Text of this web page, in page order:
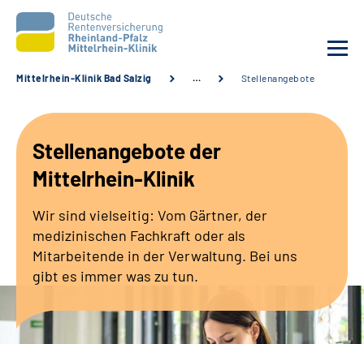
Unsere Angebote
Karriere
Zuweisende &
Mittelrhein-Klinik Bad Salzig … Stellenangebote
Stellenangebote der
Mittelrhein-Klinik
Wir sind vielseitig: Vom Gärtner, der
medizinischen Fachkraft oder als
Mitarbeitende in der Verwaltung. Bei uns
gibt es immer was zu tun.